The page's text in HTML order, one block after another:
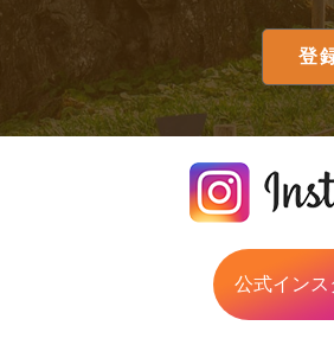
公式インス